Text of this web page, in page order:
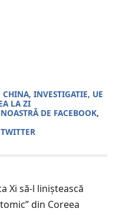
CHINA, INVESTIGATIE, UE
LA ZI
DE FACEBOOK,
TWITTER
Xi să-l liniștească
din Coreea